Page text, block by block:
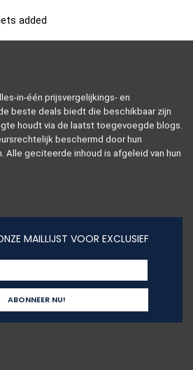
added
in-één prijsvergelijkings- en
beste deals biedt die beschikbaar zijn
houdt via de laatst toegevoegde blogs.
beschermd door hun
Alle geciteerde inhoud is afgeleid van hun
MAILLIJST VOOR EXCLUSIEF